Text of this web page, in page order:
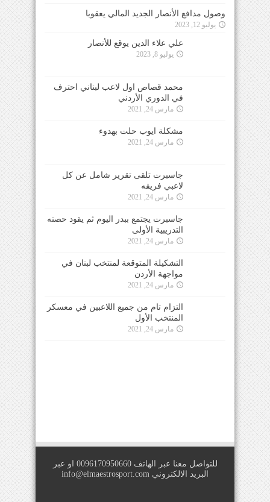
وصول مدافع الأنصار الجديد المالي يعقوبا
يوليو 12, 2023
علي علاء الدين يوقع للأنصار
يوليو 8, 2023
محمد قصاص اول لاعب لبناني احترف
في الدوري الأردني
مارس 24, 2021
مشكلة ايوب حلت بهدوء
مارس 24, 2021
جاسبرت تلقى تقرير شامل عن كل
لاعبي فريقه
مارس 24, 2021
جاسبرت يجتمع ببدر اليوم ثم يقود حصته
التدريبية الأولى
مارس 24, 2021
التشكيلة المتوقعة لمنتخب لبنان في
مواجهة الأردن
مارس 24, 2021
التزام تام من جميع اللاعبين في معسكر
المنتخب الأول
مارس 24, 2021
للتواصل معنا عبر الهاتف 0096170950660 او عبر
البريد الالكتروني info@elmaestrosport.com